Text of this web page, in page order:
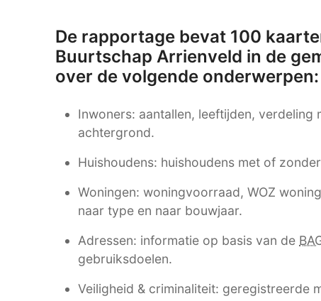
De rapportage bevat 100
Buurtschap Arrienveld in de
over de volgende onderwerpen:
Inwoners: aantallen, leeftijden,
achtergrond.
Huishoudens: huishoudens met of
Woningen: woningvoorraad, WOZ
naar type en naar bouwjaar.
Adressen: informatie op basis van de
gebruiksdoelen.
Veiligheid & criminaliteit: geregistreerde